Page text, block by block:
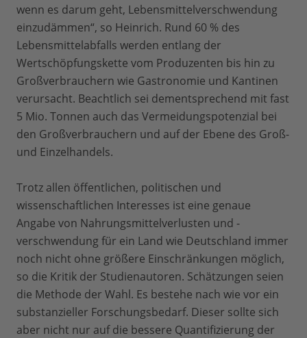
wenn es darum geht, Lebensmittelverschwendung
einzudämmen“, so Heinrich. Rund 60 % des
Lebensmittelabfalls werden entlang der
Wertschöpfungskette vom Produzenten bis hin zu
Großverbrauchern wie Gastronomie und Kantinen
verursacht. Beachtlich sei dementsprechend mit fast
5 Mio. Tonnen auch das Vermeidungspotenzial bei
den Großverbrauchern und auf der Ebene des Groß-
und Einzelhandels.
Trotz allen öffentlichen, politischen und
wissenschaftlichen Interesses ist eine genaue
Angabe von Nahrungsmittelverlusten und -
verschwendung für ein Land wie Deutschland immer
noch nicht ohne größere Einschränkungen möglich,
so die Kritik der Studienautoren. Schätzungen seien
die Methode der Wahl. Es bestehe nach wie vor ein
substanzieller Forschungsbedarf. Dieser sollte sich
aber nicht nur auf die bessere Quantifizierung der